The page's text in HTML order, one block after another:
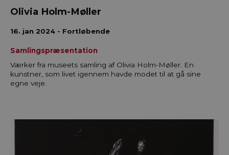
Olivia Holm-Møller
16. jan 2024 - Fortløbende
Samlingspræsentation
Værker fra museets samling af Olivia Holm-Møller. En
kunstner, som livet igennem havde modet til at gå sine
egne veje.